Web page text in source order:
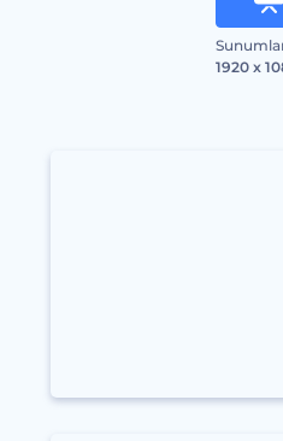
1920 x